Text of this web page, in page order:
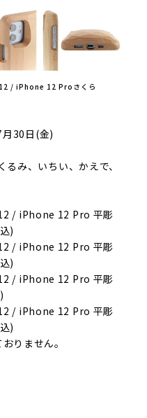
/ iPhone 12 Proさくら
日(金)
ちい、かえで、
/ iPhone 12 Pro 平彫
)
/ iPhone 12 Pro 平彫
)
/ iPhone 12 Pro 平彫
/ iPhone 12 Pro 平彫
)
りません。